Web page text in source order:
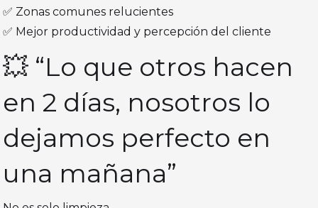
✅ Zonas comunes relucientes
✅ Mejor productividad y percepción del cliente
💥 “Lo que otros hacen
en 2 días, nosotros lo
dejamos perfecto en
una mañana”